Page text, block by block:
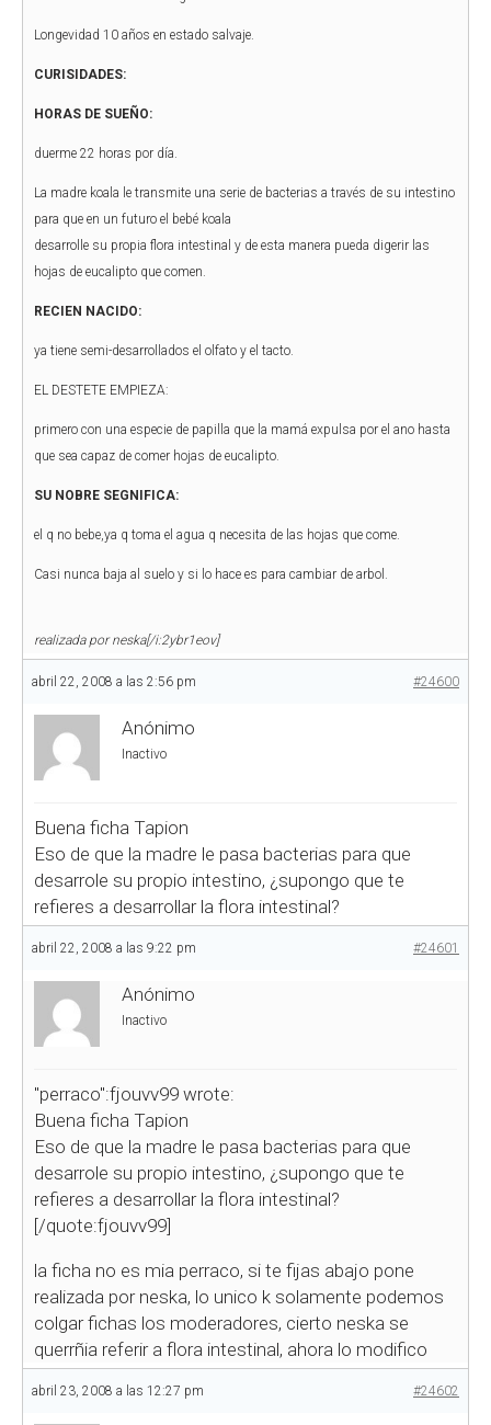
Longevidad 10 años en estado salvaje.
CURISIDADES:
HORAS DE SUEÑO:
duerme 22 horas por día.
La madre koala le transmite una serie de bacterias a través de su intestino
para que en un futuro el bebé koala
desarrolle su propia flora intestinal y de esta manera pueda digerir las
hojas de eucalipto que comen.
RECIEN NACIDO:
ya tiene semi-desarrollados el olfato y el tacto.
EL DESTETE EMPIEZA:
primero con una especie de papilla que la mamá expulsa por el ano hasta
que sea capaz de comer hojas de eucalipto.
SU NOBRE SEGNIFICA:
el q no bebe,ya q toma el agua q necesita de las hojas que come.
Casi nunca baja al suelo y si lo hace es para cambiar de arbol.
realizada por neska[/i:2ybr1eov]
abril 22, 2008 a las 2:56 pm #24600
Anónimo
Inactivo
Buena ficha Tapion
Eso de que la madre le pasa bacterias para que
desarrole su propio intestino, ¿supongo que te
refieres a desarrollar la flora intestinal?
abril 22, 2008 a las 9:22 pm #24601
Anónimo
Inactivo
"perraco":fjouvv99 wrote:
Buena ficha Tapion
Eso de que la madre le pasa bacterias para que
desarrole su propio intestino, ¿supongo que te
refieres a desarrollar la flora intestinal?
[/quote:fjouvv99]
la ficha no es mia perraco, si te fijas abajo pone
realizada por neska, lo unico k solamente podemos
colgar fichas los moderadores, cierto neska se
querrñia referir a flora intestinal, ahora lo modifico
abril 23, 2008 a las 12:27 pm #24602